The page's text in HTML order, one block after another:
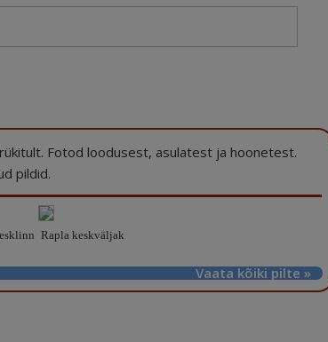
Fotod loodusest, asulatest ja hoonetest.
pildid.
Rapla keskväljak
Vaata kõiki pilte »